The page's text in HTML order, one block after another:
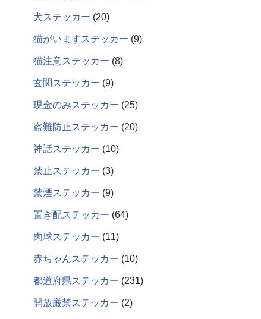
犬ステッカー 20
猫がいますステッカー 9
猫注意ステッカー 8
玄関ステッカー 9
現金のみステッカー 25
盗難防止ステッカー 20
神話ステッカー 10
禁止ステッカー 3
禁煙ステッカー 9
置き配ステッカー 64
肉球ステッカー 11
赤ちゃんステッカー 10
都道府県ステッカー 231
開放厳禁ステッカー 2